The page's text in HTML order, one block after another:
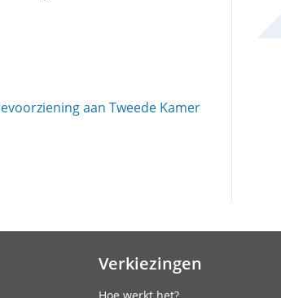
aan Tweede Kamer
Verkiezingen